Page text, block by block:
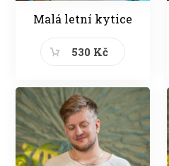
Malá letní kytice
530 Kč